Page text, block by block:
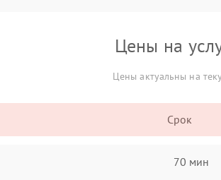
Цены на
Цены актуальны на
Срок
70 мин